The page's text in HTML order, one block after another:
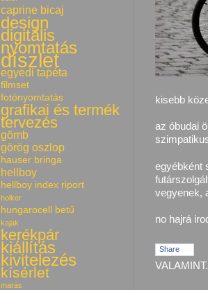
kisebb
az óbudai
egyébként
vegyenek,
no hajrá
Share
caprine bicaj
design
digitális
nyomtatás
díszlet
egyedi tapéta
filmset
fotónyomtatás
grafikai és termék
tervezés
gömb
görög oszlop
hauser bringa
hellboy
hellboy index riport
holker
hungarocell betű
kajak
kerékpár
kiállítás
kivitelezés
kísérlet
marás